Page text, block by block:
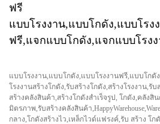
ฟรี
แบบโรงงาน,แบบโกดัง,แบบโรง
ฟรี,แจกแบบโกดัง,แจกแบบโรง
แบบโรงงาน,แบบโกดัง,แบบโรงงานฟรี,แบบโก
โรงงานสร้างโกดัง,รับสร้างโกดัง,สร้างโรงงาน,รั
สร้างคลังสินค้า,สร้างโกดังสำเร็จรูป, โกดัง,คลังสิ
มิตรภาพ,รับสร้างคลังสินค้า
กลาง,โกดังสร้างไว,เหล็กไวด์แฟรงค์,รับ สร้าง โก